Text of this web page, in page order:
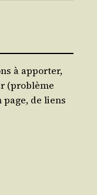
à apporter,
(problème
page, de liens